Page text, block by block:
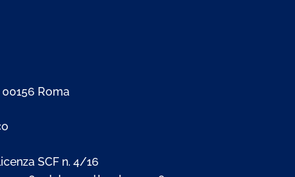
Roma
SCF n. 4/16